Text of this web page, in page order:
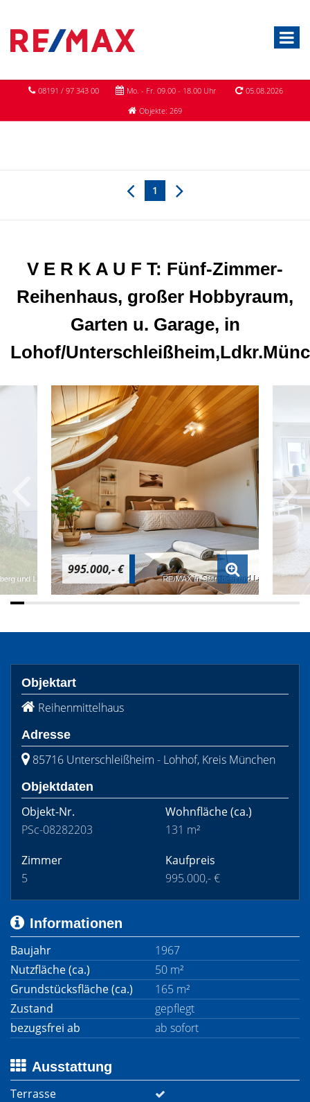
08191 / 97 343 00 Mo. - Fr. 09.00 - 18.00 Uhr
05.08.2026
Objekte: 269
1
V E R K A U F T: Fünf-Zimmer-
Reihenhaus, großer Hobbyraum,
Garten u. Garage, in
Lohof/
995.000,- €
Objektart
Reihenmittelhaus
Adresse
85716 Unterschleißheim - Lohhof, Kreis München
Objektdaten
Objekt-Nr.
PSc-08282203
Wohnfläche(ca.)
131 m²
Zimmer
5
Kaufpreis
995.000,- €
Informationen
Baujahr
1967
Nutzfläche (ca.)
50 m²
Grundstücksfläche (ca.)
165 m²
Zustand
gepflegt
bezugsfrei ab
ab sofort
Ausstattung
Terrasse